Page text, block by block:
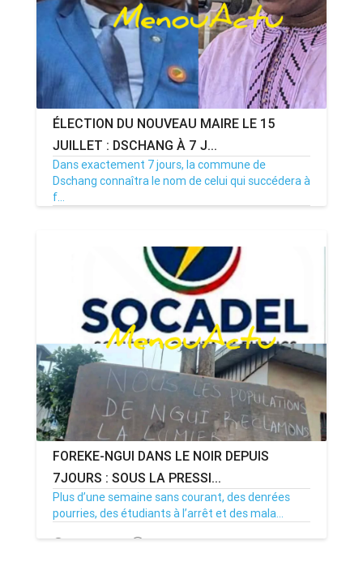
ÉLECTION DU NOUVEAU MAIRE LE 15
JUILLET : DSCHANG À 7 J...
Dans exactement 7 jours, la commune de
Dschang connaîtra le nom de celui qui succédera à
f...
FOREKE-NGUI DANS LE NOIR DEPUIS
7JOURS : SOUS LA PRESSI...
Plus d’une semaine sans courant, des denrées
pourries, des étudiants à l’arrêt et des mala...
02/07/26 Par MenouActu 0